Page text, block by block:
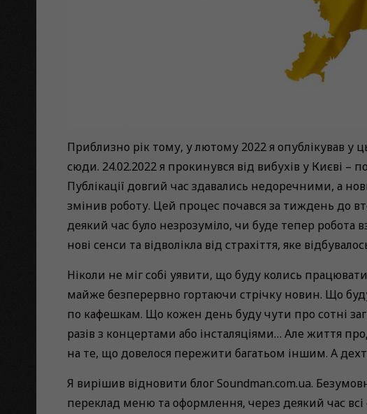
Приблизно рік тому, у лютому 2022 я опублікував у
сюди. 24.02.2022 я прокинувся від вибухів у Києві –
Публікації довгий час здавались недоречними, а
змінив роботу. Цей процес почався за тиждень до
деякий час було незрозуміло, чи буде тепер робота
нові сенси та відволікла від страхіття, яке
Ніколи не міг собі уявити, що буду колись
майже безперервно гортаючи стрічку новин. Що
по кафешкам. Що кожен день буду чути про сотні
разів з концертами або інсталяціями… Але життя
на те, що довелося пережити багатьом іншим. А
Я вирішив відновити блог Soundman.com.ua.
переклад меню та оформлення, через деякий час всі